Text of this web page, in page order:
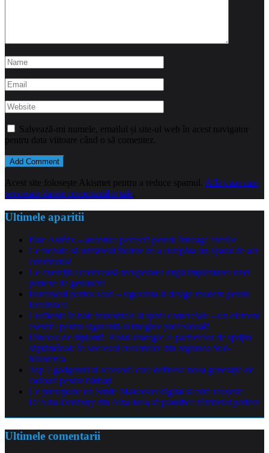
Salvează-mi numele, emailul și site-ul web în acest navigator
pentru data viitoare când o să comentez.
Acest site folosește Akismet pentru a reduce spamul. Află cum sunt
procesate datele comentariilor tale
Ultimele aparitii
Parc Astérix – aventura perfectă pentru întreaga familie
Ce trebuie să urmărești înainte de a cumpăra un aparat de aer
condiționat
Ce exerciții accelerează recuperarea după implantarea unei
proteze de genunchi
Iluminatul pentru scari – siguranta si design modern pentru
locuinta ta
Curățenia în hale industriale și spații comerciale – un element
esențial pentru siguranță și imagine profesională
Dincolo de diplomă: Rolul strategic al pachetelor de sprijin
săptămânale în succesul cursanților din regiunea Sud-
Muntenia
Top 7 gadgeturi și accesorii care definesc noua generație de
cadouri pentru bărbați
Ce presupune un Smile Makeover digital și cum reușește
D’Alba Dentistry din Alba Iulia să planifice zâmbetul perfect
Ultimele comentarii